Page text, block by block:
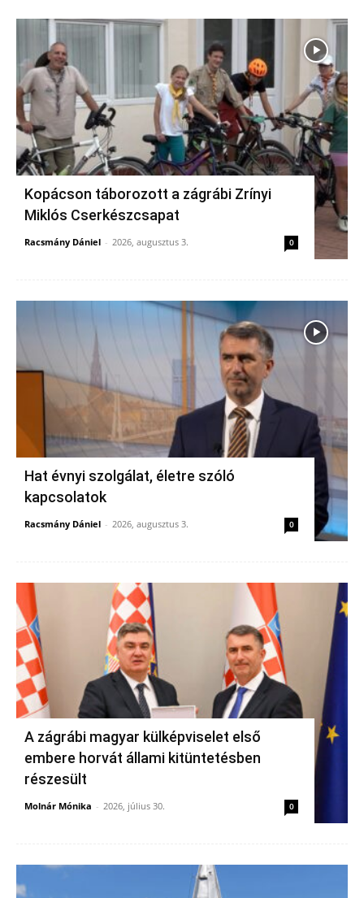
Kopácson táborozott a zágrábi Zrínyi
Miklós Cserkészcsapat
Racsmány Dániel - 2026, augusztus 3. 0
Hat évnyi szolgálat, életre szóló
kapcsolatok
Racsmány Dániel - 2026, augusztus 3. 0
A zágrábi magyar külképviselet első
embere horvát állami kitüntetésben
részesült
Molnár Mónika - 2026, július 30. 0